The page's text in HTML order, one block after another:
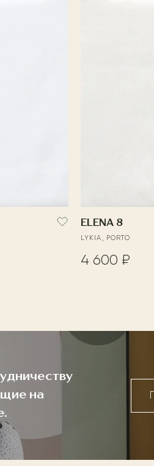
ELENA 8
LYKIA, PORTO
4 600 ₽
на